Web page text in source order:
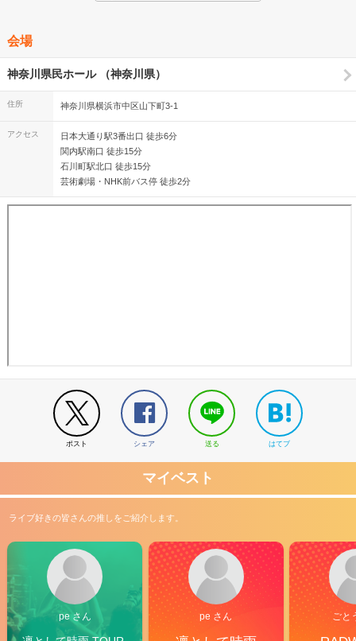
会場
神奈川県民ホール （神奈川県）
住所 神奈川県横浜市中区山下町3-1
アクセス
日本大通り駅3番出口 徒歩6分
関内駅南口 徒歩15分
石川町駅北口 徒歩15分
芸術劇場・NHK前バス停 徒歩2分
ポスト シェア 送る はてブ
マイベスト
ライブ好きの皆さんの推しをご紹介します。
pe さん pe さん ごと